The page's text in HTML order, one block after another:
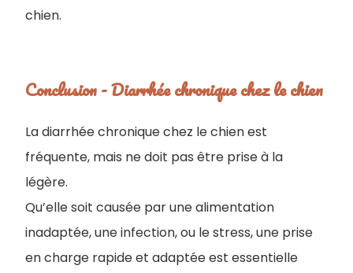
chien.
Conclusion - Diarrhée chronique chez le chien
La diarrhée chronique chez le chien​ est
fréquente, mais ne doit pas être prise à la
légère.
Qu’elle soit causée par une alimentation
inadaptée, une infection, ou le stress, une prise
en charge rapide et adaptée est essentielle